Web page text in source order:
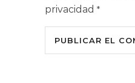
privacidad *